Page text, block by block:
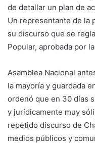
de detallar un plan de
Un representante de la
su discurso que se
Popular, aprobada por la
Asamblea Nacional
la mayoría y guardada
ordenó que en 30 días
y jurídicamente muy
repetido discurso de
medios públicos y